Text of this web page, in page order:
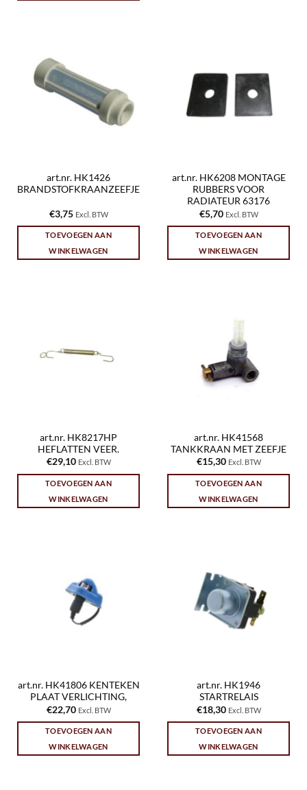
art.nr. HK1426
BRANDSTOFKRAANZEEFJE
€3,75 Excl. BTW
TOEVOEGEN AAN
WINKELWAGEN
art.nr. HK6208 MONTAGE
RUBBERS VOOR
RADIATEUR 63176
€5,70 Excl. BTW
TOEVOEGEN AAN
WINKELWAGEN
art.nr. HK8217HP
HEFLATTEN VEER.
€29,10 Excl. BTW
TOEVOEGEN AAN
WINKELWAGEN
art.nr. HK41568
TANKKRAAN MET ZEEFJE
€15,30 Excl. BTW
TOEVOEGEN AAN
WINKELWAGEN
art.nr. HK41806 KENTEKEN
PLAAT VERLICHTING,
€22,70 Excl. BTW
TOEVOEGEN AAN
WINKELWAGEN
art.nr. HK1946
STARTRELAIS
€18,30 Excl. BTW
TOEVOEGEN AAN
WINKELWAGEN